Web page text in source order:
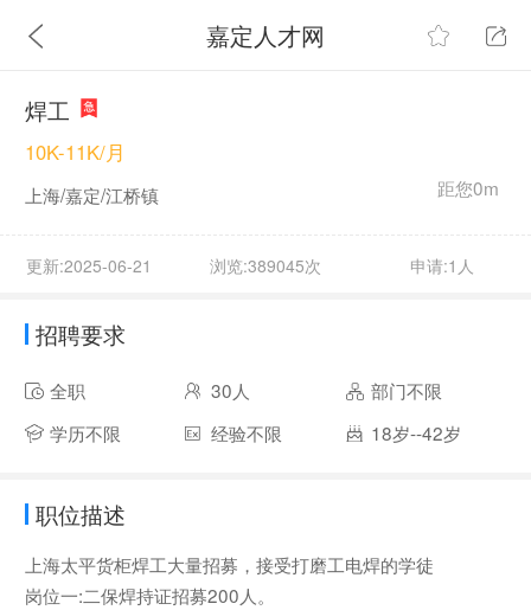
嘉定人才网
焊工
距您0m
10K-11K/月
上海/嘉定/江桥镇
更新:2025-06-21 浏览:389045次 申请:1人
招聘要求
全职 30人
部门不限
学历不限
经验不限 18岁--42岁
职位描述
上海太平货柜焊工大量招募，接受打磨工电焊的学徒
岗位一:二保焊持证招募200人。